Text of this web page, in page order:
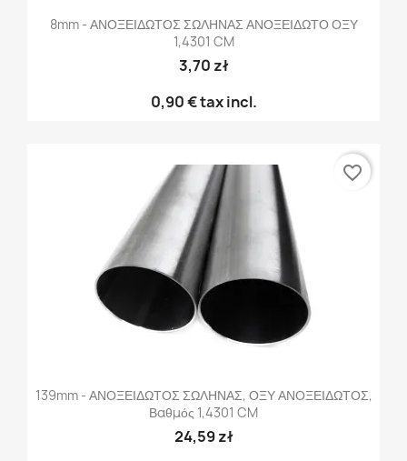
8mm - ΑΝΟΞΕΙΔΩΤΟΣ ΣΩΛΗΝΑΣ ΑΝΟΞΕΙΔΩΤΟ ΟΞΥ
1,4301 CM
3,70 zł
0,90 €tax incl.
139mm - ΑΝΟΞΕΙΔΩΤΟΣ ΣΩΛΗΝΑΣ, ΟΞΥ ΑΝΟΞΕΙΔΩΤΟΣ,
Βαθμός 1,4301 CM
24,59 zł
favorite_border